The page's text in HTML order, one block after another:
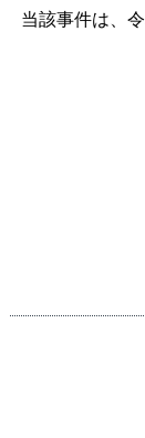
当該事件は、